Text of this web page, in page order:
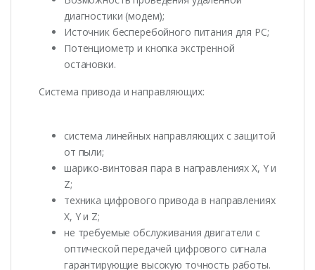
диагностики (модем);
Источник бесперебойного питания для РС;
Потенциометр и кнопка экстренной
остановки.
Система привода и направляющих:
система линейных направляющих с защитой
от пыли;
шарико-винтовая пара в направлениях X, Y и
Z;
техника цифрового привода в направлениях
X, Y и Z;
не требуемые обслуживания двигатели с
оптической передачей цифрового сигнала
гарантирующие высокую точность работы.